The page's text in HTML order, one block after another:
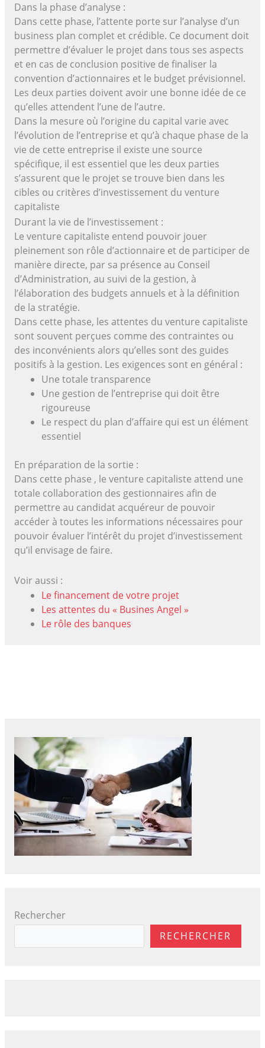
Dans la phase d’analyse :
Dans cette phase, l’attente porte sur l’analyse d’un
business plan complet et crédible. Ce document doit
permettre d’évaluer le projet dans tous ses aspects
et en cas de conclusion positive de finaliser la
convention d’actionnaires et le budget prévisionnel.
Les deux parties doivent avoir une bonne idée de ce
qu’elles attendent l’une de l’autre.
Dans la mesure où l’origine du capital varie avec
l’évolution de l’entreprise et qu’à chaque phase de la
vie de cette entreprise il existe une source
spécifique, il est essentiel que les deux parties
s’assurent que le projet se trouve bien dans les
cibles ou critères d’investissement du venture
capitaliste
Durant la vie de l’investissement :
Le venture capitaliste entend pouvoir jouer
pleinement son rôle d’actionnaire et de participer de
manière directe, par sa présence au Conseil
d’Administration, au suivi de la gestion, à
l’élaboration des budgets annuels et à la définition
de la stratégie.
Dans cette phase, les attentes du venture capitaliste
sont souvent perçues comme des contraintes ou
des inconvénients alors qu’elles sont des guides
positifs à la gestion. Les exigences sont en général :
Une totale transparence
Une gestion de l’entreprise qui doit être
rigoureuse
Le respect du plan d’affaire qui est un élément
essentiel
En préparation de la sortie :
Dans cette phase , le venture capitaliste attend une
totale collaboration des gestionnaires afin de
permettre au candidat acquéreur de pouvoir
accéder à toutes les informations nécessaires pour
pouvoir évaluer l’intérêt du projet d’investissement
qu’il envisage de faire.
Voir aussi :
Le financement de votre projet
Les attentes du « Busines Angel »
Le rôle des banques
Rechercher
RECHERCHER